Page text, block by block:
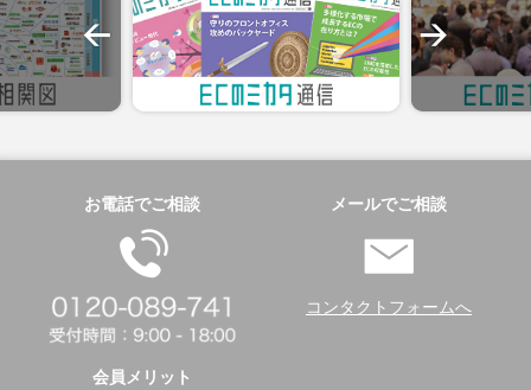
お電話でご相談 メールでご相談
コンタクトフォームへ
会員メリット